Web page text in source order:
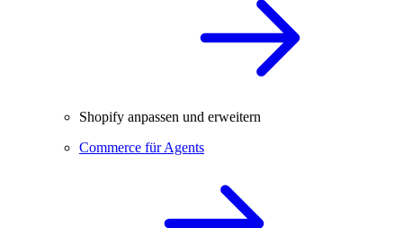
Shopify anpassen und erweitern
Commerce für Agents